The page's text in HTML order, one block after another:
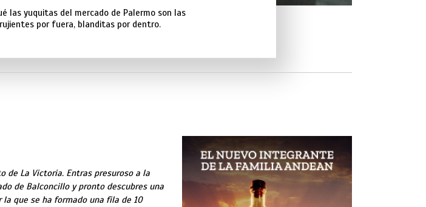
las yuquitas del mercado de Palermo son las
por fuera, blanditas por dentro.
de La Victoria. Entras presuroso a la
de Balconcillo y pronto descubres una
que se ha formado una fila de 10